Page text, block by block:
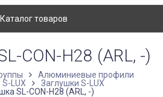
товаров
CON-H28 (ARL, -)
Алюминиевые профили
S-LUX
Заглушки S-LUX
SL-CON-H28 (ARL, -)